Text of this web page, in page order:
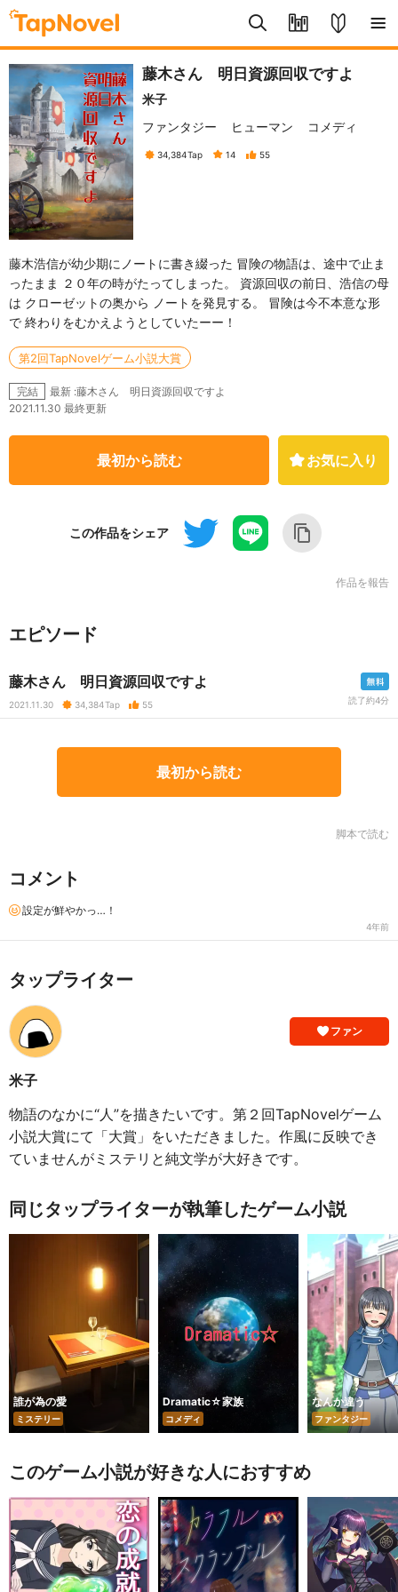
藤木さん 明日資源回収ですよ
米子
ファンタジー
ヒューマン コメディ
34,384Tap 14 55
藤木浩信が幼少期にノートに書き綴った 冒険の物語は、途中で止ま
ったまま ２０年の時がたってしまった。 資源回収の前日、浩信の母
は クローゼットの奥から ノートを発見する。 冒険は今不本意な形
で 終わりをむかえようとしていたーー！
第2回TapNovelゲーム小説大賞
完結
最新 :藤木さん 明日資源回収ですよ
2021.11.30 最終更新
最初から読む お気に入り
この作品をシェア
作品を報告
エピソード
藤木さん 明日資源回収ですよ
2021.11.30 34,384Tap 55 読了約4分
最初から読む
脚本で読む
コメント
設定が鮮やかっ…！
4年前
タップライター
ファン
米子
物語のなかに“人”を描きたいです。第２回TapNovelゲーム
小説大賞にて「大賞」をいただきました。作風に反映でき
ていませんがミステリと純文学が大好きです。
同じタップライターが執筆したゲーム小説
誰が為の愛
ミステリー
Dramatic☆家族
コメディ
なんか違う
ファンタジー
このゲーム小説が好きな人におすすめ